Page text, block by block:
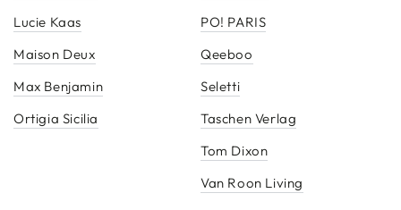
Lucie Kaas
Maison Deux
Max Benjamin
Ortigia Sicilia
PO! PARIS
Qeeboo
Seletti
Taschen Verlag
Tom Dixon
Van Roon Living